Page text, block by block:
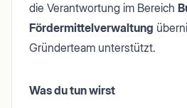
die Verantwortung im Bereich
Fördermittelverwaltung
Gründerteam unterstützt.
Was du tun wirst